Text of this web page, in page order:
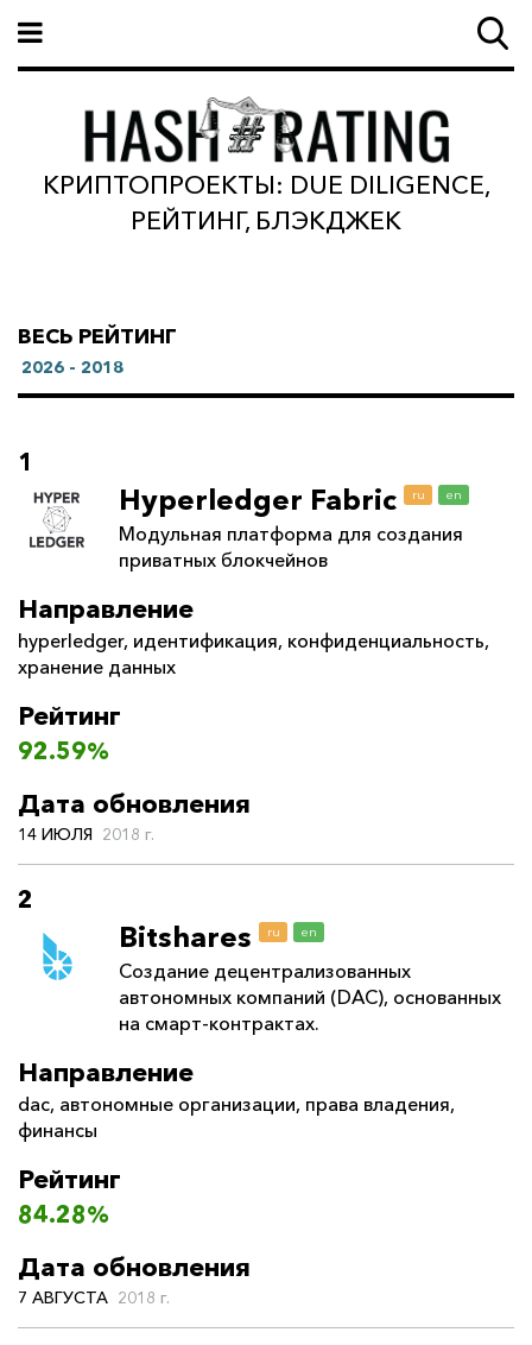
КРИПТОПРОЕКТЫ: DUE DILIGENCE,
РЕЙТИНГ, БЛЭКДЖЕК
ВЕСЬ РЕЙТИНГ
2026 - 2018
1
Hyperledger Fabric ru en
Модульная платформа для создания
приватных блокчейнов
Направление
hyperledger, идентификация, конфиденциальность,
хранение данных
Рейтинг
92.59%
Дата обновления
14 ИЮЛЯ 2018 г.
2
Bitshares ru en
Создание децентрализованных
автономных компаний (DAC), основанных
на смарт-контрактах.
Направление
dac, автономные организации, права владения,
финансы
Рейтинг
84.28%
Дата обновления
7 АВГУСТА 2018 г.